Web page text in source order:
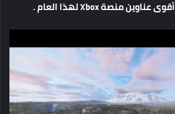
أقوىعناوينمنصة لهذاالعام.